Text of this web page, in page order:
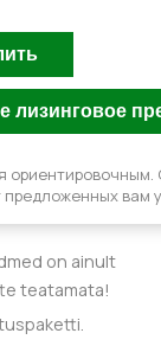
вам
on ainult
teatamata!